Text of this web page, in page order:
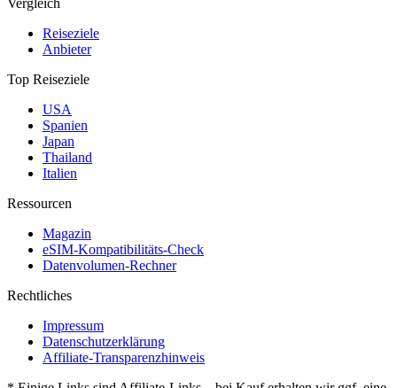
Vergleich
Reiseziele
Anbieter
Top Reiseziele
USA
Spanien
Japan
Thailand
Italien
Ressourcen
Magazin
eSIM-Kompatibilitäts-Check
Datenvolumen-Rechner
Rechtliches
Impressum
Datenschutzerklärung
Affiliate-Transparenzhinweis